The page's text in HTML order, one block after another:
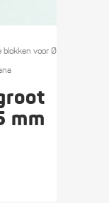
blokken voor Ø
mm